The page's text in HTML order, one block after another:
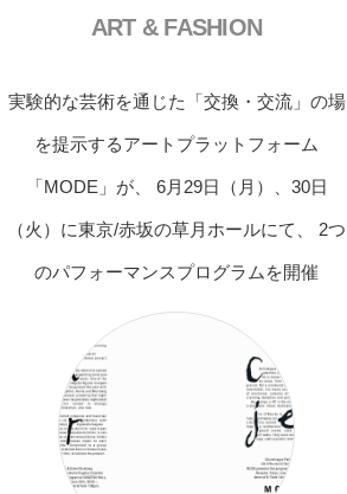
ART & FASHION
実験的な芸術を通じた「交換・交流」の場
を提示するアートプラットフォーム
「MODE」が、 6月29日（月）、30日
（火）に東京/赤坂の草月ホールにて、 2つ
のパフォーマンスプログラムを開催